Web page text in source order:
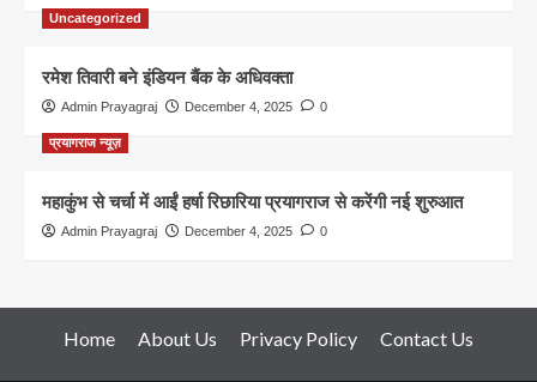
Uncategorized
रमेश तिवारी बने इंडियन बैंक के अधिवक्ता
Admin Prayagraj December 4, 2025 0
प्रयागराज न्यूज़
महाकुंभ से चर्चा में आईं हर्षा रिछारिया प्रयागराज से करेंगी नई शुरुआत
Admin Prayagraj December 4, 2025 0
Home About Us Privacy Policy Contact Us